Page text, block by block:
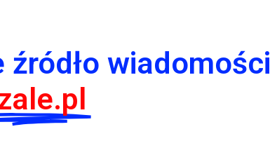
wiadomości